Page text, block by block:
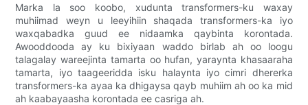
Marka la soo koobo, xudunta transformers-ku waxay
muhiimad weyn u leeyihiin shaqada transformers-ka iyo
waxqabadka guud ee nidaamka qaybinta korontada.
Awooddooda ay ku bixiyaan waddo birlab ah oo loogu
talagalay wareejinta tamarta oo hufan, yaraynta khasaaraha
tamarta, iyo taageeridda isku halaynta iyo cimri dhererka
transformers-ka ayaa ka dhigaysa qayb muhiim ah oo ka mid
ah kaabayaasha korontada ee casriga ah.